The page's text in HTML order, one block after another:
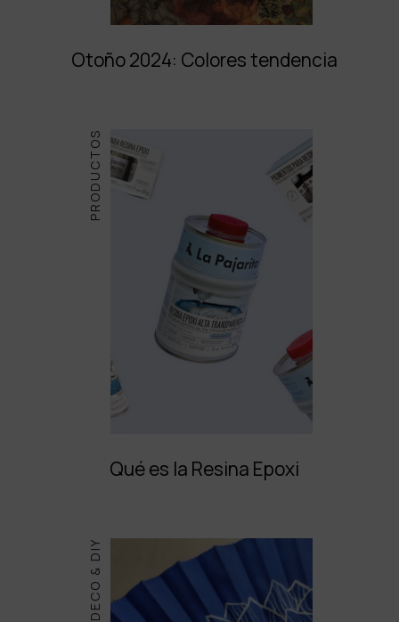
Otoño 2024: Colores tendencia
PRODUCTOS
Qué es la Resina Epoxi
DECO & DIY